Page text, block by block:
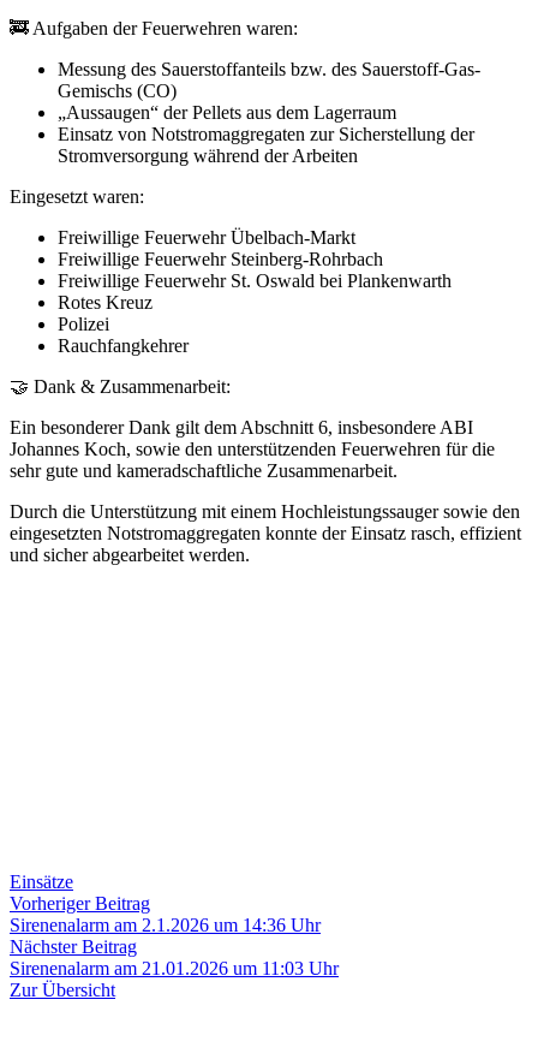
🚒 Aufgaben der Feuerwehren waren:
Messung des Sauerstoffanteils bzw. des Sauerstoff-Gas-
Gemischs (CO)
„Aussaugen“ der Pellets aus dem Lagerraum
Einsatz von Notstromaggregaten zur Sicherstellung der
Stromversorgung während der Arbeiten
Eingesetzt waren:
Freiwillige Feuerwehr Übelbach-Markt
Freiwillige Feuerwehr Steinberg-Rohrbach
Freiwillige Feuerwehr St. Oswald bei Plankenwarth
Rotes Kreuz
Polizei
Rauchfangkehrer
🤝 Dank & Zusammenarbeit:
Ein besonderer Dank gilt dem Abschnitt 6, insbesondere ABI
Johannes Koch, sowie den unterstützenden Feuerwehren für die
sehr gute und kameradschaftliche Zusammenarbeit.
Durch die Unterstützung mit einem Hochleistungssauger sowie den
eingesetzten Notstromaggregaten konnte der Einsatz rasch, effizient
und sicher abgearbeitet werden.
Einsätze
Beitragsnavigation
Vorheriger BeitragVorheriger
Beitrag:
Sirenenalarm am 2.1.2026 um 14:36 Uhr
Nächster BeitragNächster
Beitrag:
Sirenenalarm am 21.01.2026 um 11:03 Uhr
Zur Übersicht